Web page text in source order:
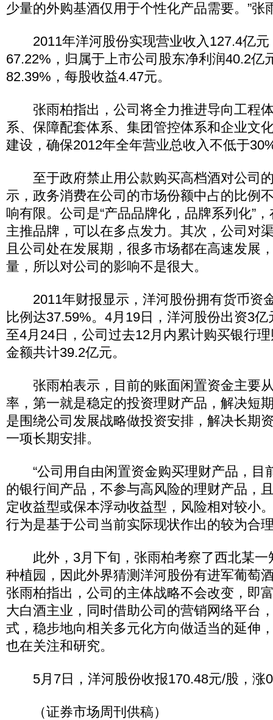
少量的外购基酒仅用于个性化产品需要。”张
2011年洋河股份实现营业收入127.4亿元
67.22%，归属于上市公司股东净利润40.2亿
82.39%，每股收益4.47元。
张雨柏指出，公司将全力推进导向工程
系、保障配套体系、集团管控体系和企业文
建设，确保2012年全年营业总收入不低于
至于政府禁止用公款购买高档酒对公司
示，政务消费在公司的市场份额中占的比例
响有限。公司是“产品品牌化，品牌系列化”
主推品牌，可以在多点发力。其次，公司对
且公司处在发展期，很多市场都在高速发展
量，所以对公司的影响不是很大。
2011年财报显示，洋河股份拥有货币资
比例达37.59%。4月19日，洋河股份出资3
至4月24日，公司过去12月内累计购买银行
金额共计39.2亿元。
张雨柏表示，目前的账面闲置资金主要
率，第一就是稳定的投资理财产品，解决短
是围绕公司发展战略做投资安排，解决长期
一项长期安排。
“公司用自由闲置资金购买理财产品，目
的银行间产品，不参与高风险的理财产品，
定收益型或保本浮动收益型，风险相对较小
行为是基于公司当前实际现状作出的较为合
此外，3月下旬，张雨柏考察了西北某一
种植园，因此外界猜测洋河股份有进军葡萄
张雨柏指出，公司的主体战略不会改变，即
大白酒主业，同时借助公司的营销网络平台
式，稳步地向相关多元化方向做适当的延伸
也在关注和研究。
5月7日，洋河股份收报170.48元/股，涨
（证券市场周刊供稿）